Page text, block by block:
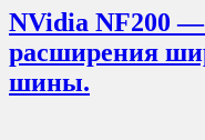
NVidia NF200 —
расширения
шины.